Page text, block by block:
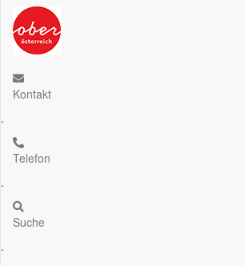
Kontakt
.
Telefon
.
Suche
.